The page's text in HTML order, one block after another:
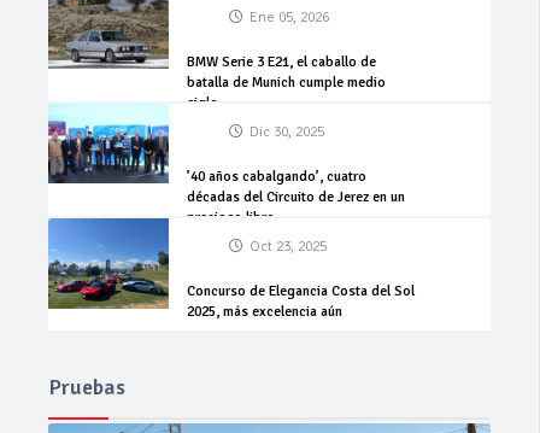
Ene 05, 2026
BMW Serie 3 E21, el caballo de
batalla de Munich cumple medio
siglo
Dic 30, 2025
’40 años cabalgando’, cuatro
décadas del Circuito de Jerez en un
precioso libro
Oct 23, 2025
Concurso de Elegancia Costa del Sol
2025, más excelencia aún
Pruebas